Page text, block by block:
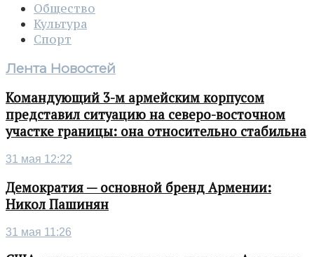
Общество
Культура
Спорт
Лента Новостей
Командующий 3-м армейским корпусом
представил ситуацию на северо-восточном
участке границы: она относительно стабильна
31 мая 12:22
Демократия — основной бренд Армении:
Никол Пашинян
31 мая 11:26